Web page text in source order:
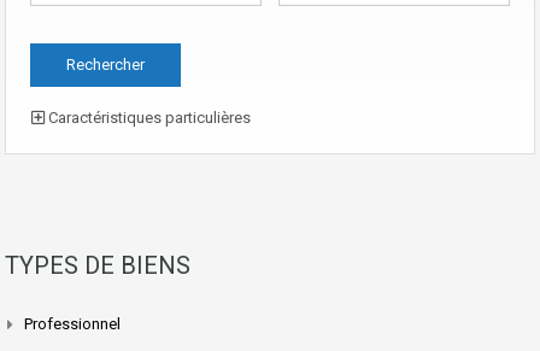
Caractéristiques particulières
TYPES DE BIENS
Professionnel